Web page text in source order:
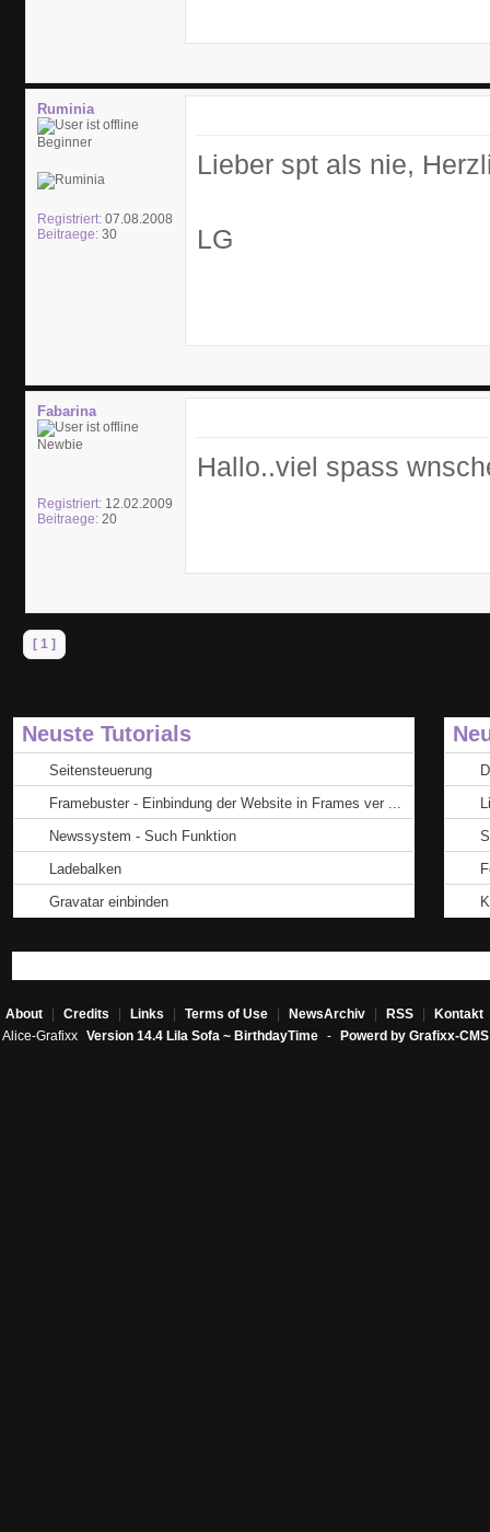
Ruminia
Beginner
Registriert: 07.08.2008
Beitraege: 30
Lieber spt als nie,
LG
Fabarina
Newbie
Registriert: 12.02.2009
Beitraege: 20
Hallo..viel spass
[ 1 ]
Neuste Tutorials
Seitensteuerung
Framebuster - Einbindung der Website in Frames ver ...
Newssystem - Such Funktion
Ladebalken
Gravatar einbinden
About Credits Links Terms of Use NewsArchiv RSS Kontakt
Alice-Grafixx Version 14.4 Lila Sofa ~ BirthdayTime - Powerd by Grafixx-CMS